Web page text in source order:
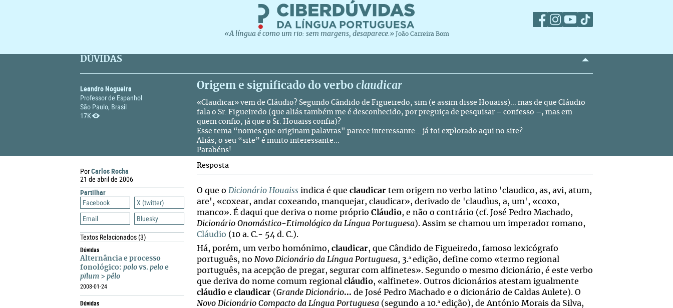
«A língua é como um rio: sem margens, desaparece.» João Carreira Bom
DÚVIDAS
Leandro Nogueira
Professor de Espanhol
São Paulo, Brasil
17K
Origem e significado do verbo claudicar
«Claudicar» vem de Cláudio? Segundo Cândido de Figueiredo, sim (e assim disse Houaiss)... mas de que Cláudio
fala o Sr. Figueiredo (que aliás também me é desconhecido, por preguiça de pesquisar – confesso –, mas em
quem confio, já que o Sr. Houaiss confia)?
Esse tema “nomes que originam palavras" parece interessante... já foi explorado aqui no site?
Aliás, o seu “site” é muito interessante...
Parabéns!
PorCarlos Rocha
21 de abril de 2006
Partilhar
Facebook
X (twitter)
Email
Bluesky
Textos Relacionados(3)
Dúvidas
Alternância e processo
fonológico: polo vs. pelo e
pĭlum > pêlo
2008-01-24
Dúvidas
Resposta
O que o Dicionário Houaiss indica é que claudicar tem origem no verbo latino 'claudico, as, avi, atum,
are', «coxear, andar coxeando, manquejar, claudicar», derivado de 'claudìus, a, um', «coxo,
manco». É daqui que deriva o nome próprio Cláudio, e não o contrário (cf. José Pedro Machado,
Dicionário Onomástico-Etimológico da Língua Portuguesa). Assim se chamou um imperador romano,
Cláudio (10 a. C.- 54 d. C.).
Há, porém, um verbo homónimo, claudicar, que Cândido de Figueiredo, famoso lexicógrafo
português, no Novo Dicionário da Língua Portuguesa, 3.ªedição, define como «termo regional
português, na acepção de pregar, segurar com alfinetes». Segundo o mesmo dicionário, é este verbo
que deriva do nome comum regional cláudio, «alfinete». Outros dicionários atestam igualmente
cláudio e claudicar (Grande Dicionário... de José Pedro Machado e o dicionário de Caldas Aulete). O
Novo Dicionário Compacto da Língua Portuguesa (segundo a 10.ªedição), de António Morais da Silva,